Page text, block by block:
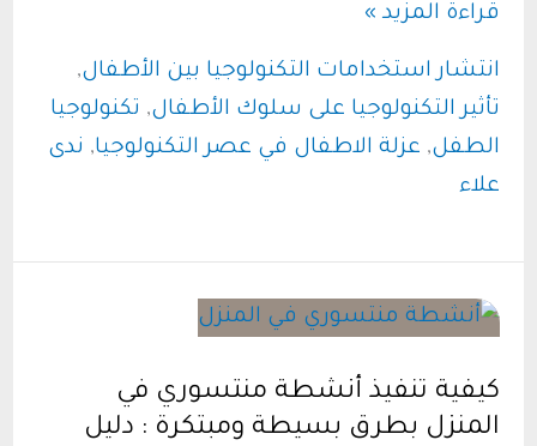
أطفال
الرقمي..
قراءة المزيد »
انتشار استخدامات التكنولوجيا بين الأطفال,
تأثير التكنولوجيا على سلوك الأطفال, تكنولوجيا
الطفل, عزلة الاطفال في عصر التكنولوجيا, ندى
علاء
كيفية تنفيذ أنشطة منتسوري في
المنزل بطرق بسيطة ومبتكرة : دليل